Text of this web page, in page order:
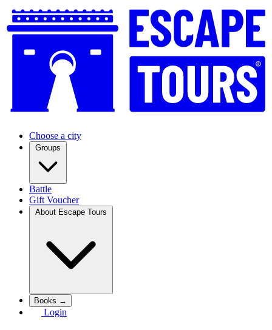
Choose a city
Groups
Battle
Gift Voucher
About Escape Tours
Books →
Login